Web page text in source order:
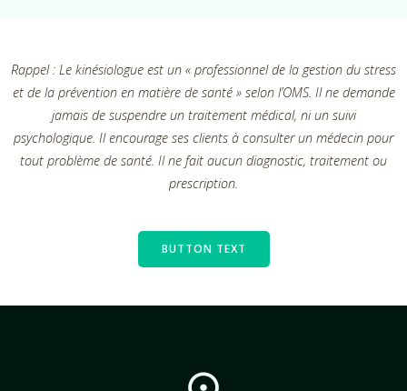
Rappel : Le kinésiologue est un « professionnel de la gestion du stress
et de la prévention en matière de santé » selon l’OMS. Il ne demande
jamais de suspendre un traitement médical, ni un suivi
psychologique. Il encourage ses clients à consulter un médecin pour
tout problème de santé. Il ne fait aucun diagnostic, traitement ou
prescription.
BUTTON TEXT